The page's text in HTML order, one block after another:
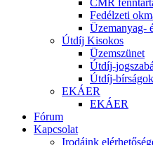
CMR
Fedélzeti
Üzemanyag-
Útdíj Kisokos
Üzemszünet
Útdíj-
Útdíj-bírságok
EKÁER
EKÁER
Fórum
Kapcsolat
Irodáink